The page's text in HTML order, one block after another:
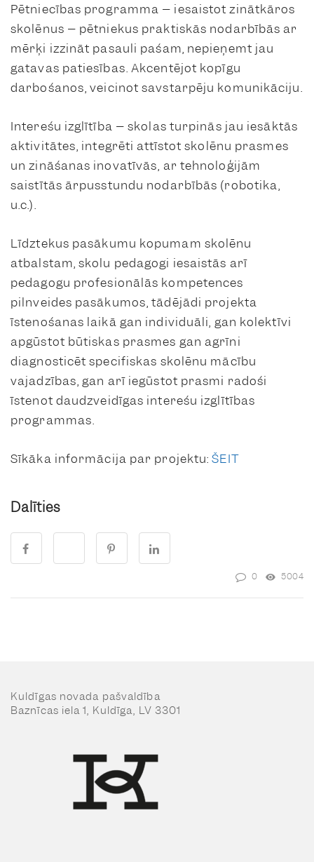
Pētniecības programma – iesaistot zinātkāros
skolēnus – pētniekus praktiskās nodarbībās ar
mērķi izzināt pasauli pašam, nepieņemt jau
gatavas patiesības. Akcentējot kopīgu
darbošanos, veicinot savstarpēju komunikāciju.
Interešu izglītība – skolas turpinās jau iesāktās
aktivitātes, integrēti attīstot skolēnu prasmes
un zināšanas inovatīvās, ar tehnoloģijām
saistītās ārpusstundu nodarbībās (robotika,
u.c.).
Līdztekus pasākumu kopumam skolēnu
atbalstam, skolu pedagogi iesaistās arī
pedagogu profesionālās kompetences
pilnveides pasākumos, tādējādi projekta
īstenošanas laikā gan individuāli, gan kolektīvi
apgūstot būtiskas prasmes gan agrīni
diagnosticēt specifiskas skolēnu mācību
vajadzības, gan arī iegūstot prasmi radoši
īstenot daudzveidīgas interešu izglītības
programmas.
Sīkāka informācija par projektu:ŠEIT
Dalīties
0 5004
Kuldīgas novada pašvaldība
Baznīcas iela 1, Kuldīga, LV 3301